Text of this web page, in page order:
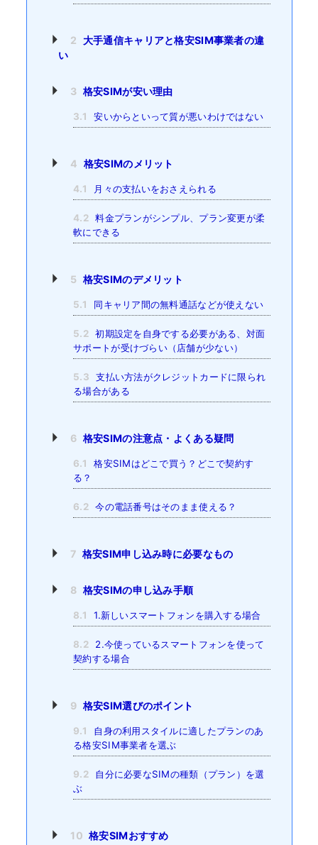
2 大手通信キャリアと格安SIM事業者の違
い
3 格安SIMが安い理由
3.1 安いからといって質が悪いわけではない
4 格安SIMのメリット
4.1 月々の支払いをおさえられる
4.2 料金プランがシンプル、プラン変更が柔
軟にできる
5 格安SIMのデメリット
5.1 同キャリア間の無料通話などが使えない
5.2 初期設定を自身でする必要がある、対面
サポートが受けづらい（店舗が少ない）
5.3
支払い方法がクレジットカードに限られ
る場合がある
6 格安SIMの注意点・よくある疑問
6.1
格安SIMはどこで買う？どこで契約す
る？
6.2 今の電話番号はそのまま使える？
7 格安SIM申し込み時に必要なもの
8 格安SIMの申し込み手順
8.1 1.新しいスマートフォンを購入する場合
8.2
2.今使っているスマートフォンを使って
契約する場合
9 格安SIM選びのポイント
9.1
自身の利用スタイルに適したプランのあ
る格安SIM事業者を選ぶ
9.2
自分に必要なSIMの種類（プラン）を選
ぶ
10 格安SIMおすすめ